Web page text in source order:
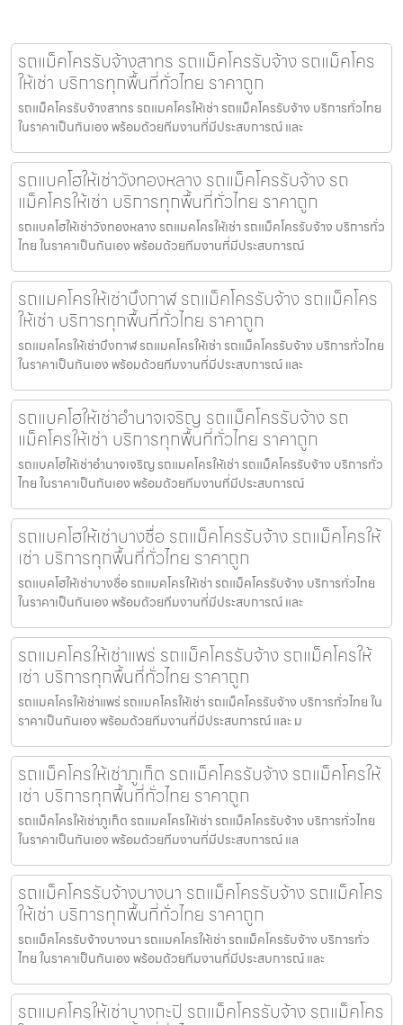
รถแม็คโครรับจ้างสาทร รถแม็คโครรับจ้าง รถแม็คโคร
ให้เช่า บริการทุกพื้นที่ทั่วไทย ราคาถูก
รถแม็คโครรับจ้างสาทร รถแมคโครให้เช่า รถแม็คโครรับจ้าง บริการทั่วไทย
ในราคาเป็นกันเอง พร้อมด้วยทีมงานที่มีประสบการณ์ และ
รถแบคโฮให้เช่าวังทองหลาง รถแม็คโครรับจ้าง รถ
แม็คโครให้เช่า บริการทุกพื้นที่ทั่วไทย ราคาถูก
รถแบคโฮให้เช่าวังทองหลาง รถแมคโครให้เช่า รถแม็คโครรับจ้าง บริการทั่ว
ไทย ในราคาเป็นกันเอง พร้อมด้วยทีมงานที่มีประสบการณ์
รถแมคโครให้เช่าบึงกาฬ รถแม็คโครรับจ้าง รถแม็คโคร
ให้เช่า บริการทุกพื้นที่ทั่วไทย ราคาถูก
รถแมคโครให้เช่าบึงกาฬ รถแมคโครให้เช่า รถแม็คโครรับจ้าง บริการทั่วไทย
ในราคาเป็นกันเอง พร้อมด้วยทีมงานที่มีประสบการณ์ และ
รถแบคโฮให้เช่าอำนาจเจริญ รถแม็คโครรับจ้าง รถ
แม็คโครให้เช่า บริการทุกพื้นที่ทั่วไทย ราคาถูก
รถแบคโฮให้เช่าอำนาจเจริญ รถแมคโครให้เช่า รถแม็คโครรับจ้าง บริการทั่ว
ไทย ในราคาเป็นกันเอง พร้อมด้วยทีมงานที่มีประสบการณ์
รถแบคโฮให้เช่าบางซื่อ รถแม็คโครรับจ้าง รถแม็คโครให้
เช่า บริการทุกพื้นที่ทั่วไทย ราคาถูก
รถแบคโฮให้เช่าบางซื่อ รถแมคโครให้เช่า รถแม็คโครรับจ้าง บริการทั่วไทย
ในราคาเป็นกันเอง พร้อมด้วยทีมงานที่มีประสบการณ์ และ
รถแมคโครให้เช่าแพร่ รถแม็คโครรับจ้าง รถแม็คโครให้
เช่า บริการทุกพื้นที่ทั่วไทย ราคาถูก
รถแมคโครให้เช่าแพร่ รถแมคโครให้เช่า รถแม็คโครรับจ้าง บริการทั่วไทย ใน
ราคาเป็นกันเอง พร้อมด้วยทีมงานที่มีประสบการณ์ และ ม
รถแม็คโครให้เช่าภูเก็ต รถแม็คโครรับจ้าง รถแม็คโครให้
เช่า บริการทุกพื้นที่ทั่วไทย ราคาถูก
รถแม็คโครให้เช่าภูเก็ต รถแมคโครให้เช่า รถแม็คโครรับจ้าง บริการทั่วไทย
ในราคาเป็นกันเอง พร้อมด้วยทีมงานที่มีประสบการณ์ แล
รถแม็คโครรับจ้างบางนา รถแม็คโครรับจ้าง รถแม็คโคร
ให้เช่า บริการทุกพื้นที่ทั่วไทย ราคาถูก
รถแม็คโครรับจ้างบางนา รถแมคโครให้เช่า รถแม็คโครรับจ้าง บริการทั่ว
ไทย ในราคาเป็นกันเอง พร้อมด้วยทีมงานที่มีประสบการณ์ และ
รถแมคโครให้เช่าบางกะปิ รถแม็คโครรับจ้าง รถแม็คโคร